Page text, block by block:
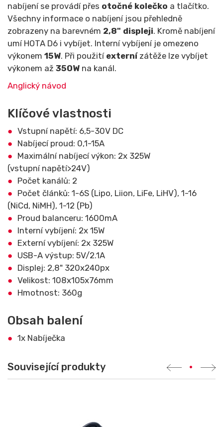
nabíjení se provádí přes otočné kolečko a tlačítko.
Všechny informace o nabíjení jsou přehledně
zobrazeny na barevném 2,8" displeji. Kromě nabíjení
umí HOTA D6 i vybíjet. Interní vybíjení je omezeno
výkonem 15W. Při použití externí zátěže lze vybíjet
výkonem až 350W na kanál.
Anglický návod
Klíčové vlastnosti
Vstupní napětí: 6,5-30V DC
Nabíjecí proud: 0,1-15A
Maximální nabíjecí výkon: 2x 325W
(vstupní napětí>24V)
Počet kanálů: 2
Počet článků: 1-6S (Lipo, Liion, LiFe, LiHV), 1-16
(NiCd, NiMH), 1-12 (Pb)
Proud balanceru: 1600mA
Interní vybíjení: 2x 15W
Externí vybíjení: 2x 325W
USB-A výstup: 5V/2.1A
Displej: 2,8" 320x240px
Velikost: 108x105x76mm
Hmotnost: 360g
Obsah balení
1x Nabíječka
Související produkty •